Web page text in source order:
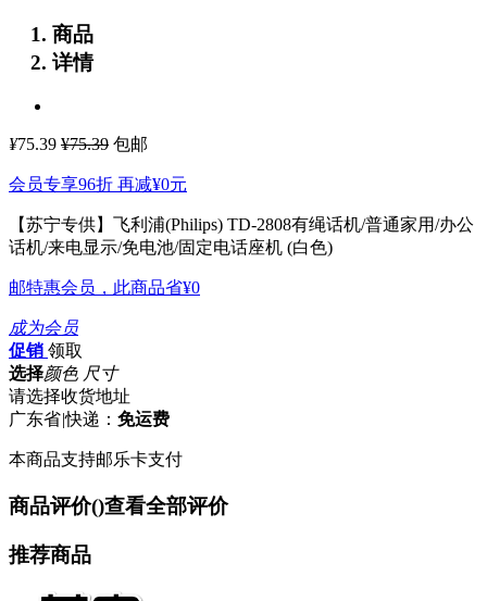
商品
详情
¥75.39 ¥75.39 包邮
会员专享96折 再减¥0元
【苏宁专供】飞利浦(Philips) TD-2808有绳话机/普通家用/办公
话机/来电显示/免电池/固定电话座机 (白色)
邮特惠会员，此商品省¥0
成为会员
促销 领取
选择颜色 尺寸
请选择收货地址
广东省|快递： 免运费
本商品支持邮乐卡支付
商品评价()查看全部评价
推荐商品